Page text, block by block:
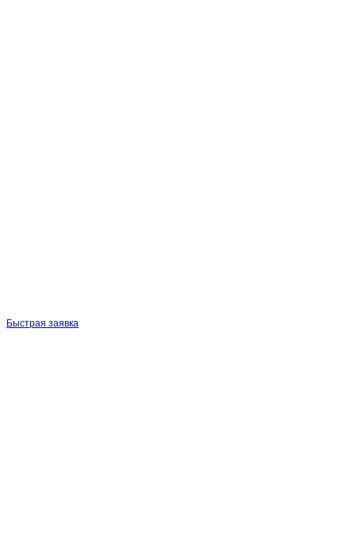
Быстрая заявка